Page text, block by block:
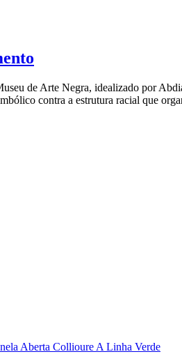
de Arte Negra, idealizado por
contra a estrutura racial que
Aberta Collioure A Linha Verde